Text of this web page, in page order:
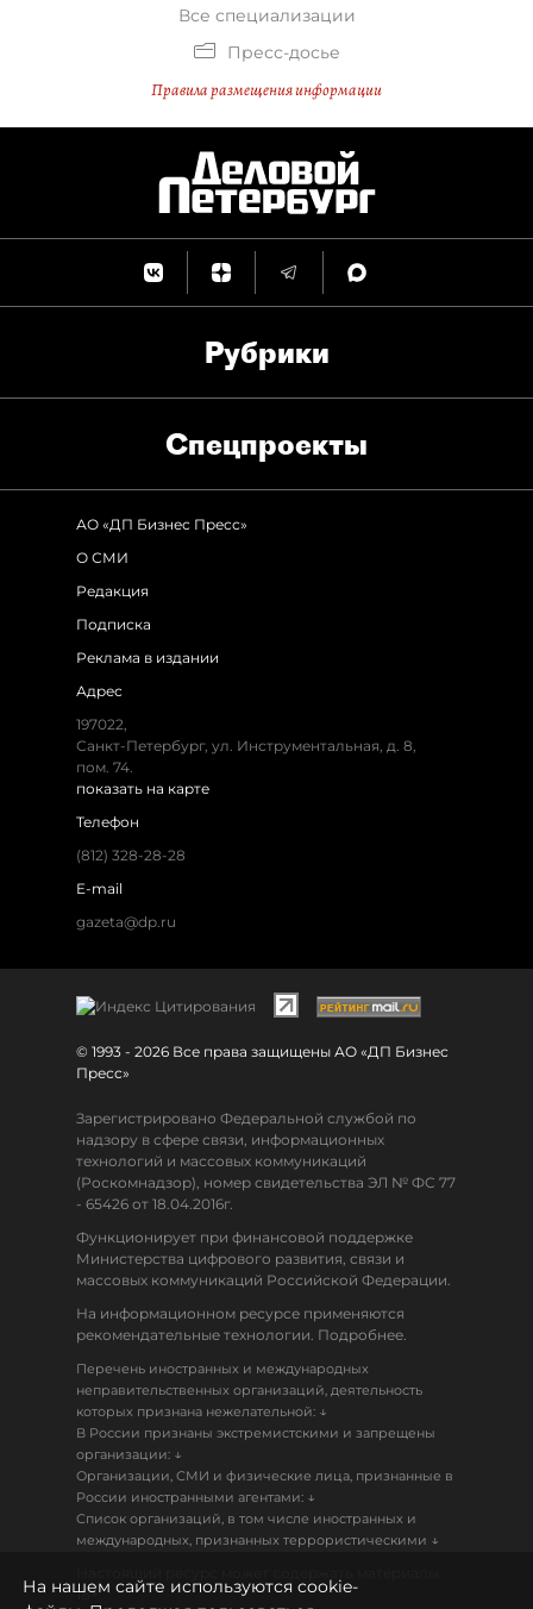
Все специализации
Пресс-досье
Правила размещения информации
Рубрики
Спец­проекты
АО «ДП Бизнес Пресс»
О СМИ
Редакция
Подписка
Реклама в издании
Адрес
197022,
Санкт-Петербург, ул. Инструментальная, д. 8,
пом. 74.
показать на карте
Телефон
(812) 328-28-28
E-mail
gazeta@dp.ru
© 1993 - 2026 Все права защищены АО «ДП Бизнес
Пресс»
Зарегистрировано Федеральной службой по
надзору в сфере связи, информационных
технологий и массовых коммуникаций
(Роскомнадзор), номер свидетельства ЭЛ № ФС 77
- 65426 от 18.04.2016г.
Функционирует при финансовой поддержке
Министерства цифрового развития, связи и
массовых коммуникаций Российской Федерации.
На информационном ресурсе применяются
рекомендательные технологии. Подробнее.
Перечень иностранных и международных
неправительственных организаций, деятельность
которых признана нежелательной: ↓
В России признаны экстремистскими и запрещены
организации: ↓
Организации, СМИ и физические лица, признанные в
России иностранными агентами: ↓
Список организаций, в том числе иностранных и
международных, признанных террористическими ↓
18+
На нашем сайте используются cookie-